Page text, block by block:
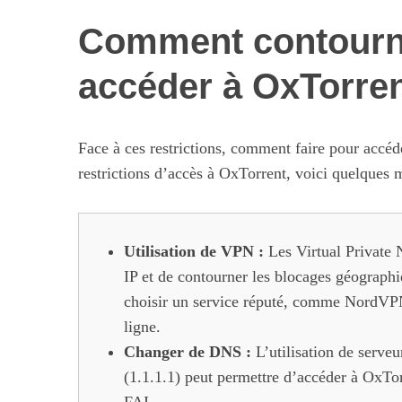
Comment
accéder à
Face à ces restrictions, comment faire pour
restrictions d’accès à OxTorrent, voici quelques
Utilisation de VPN : Les Virtual Private
IP et de contourner les blocages
choisir un service réputé, comme
ligne.
Changer de DNS : L’utilisation de
(1.1.1.1) peut permettre d’accéder à